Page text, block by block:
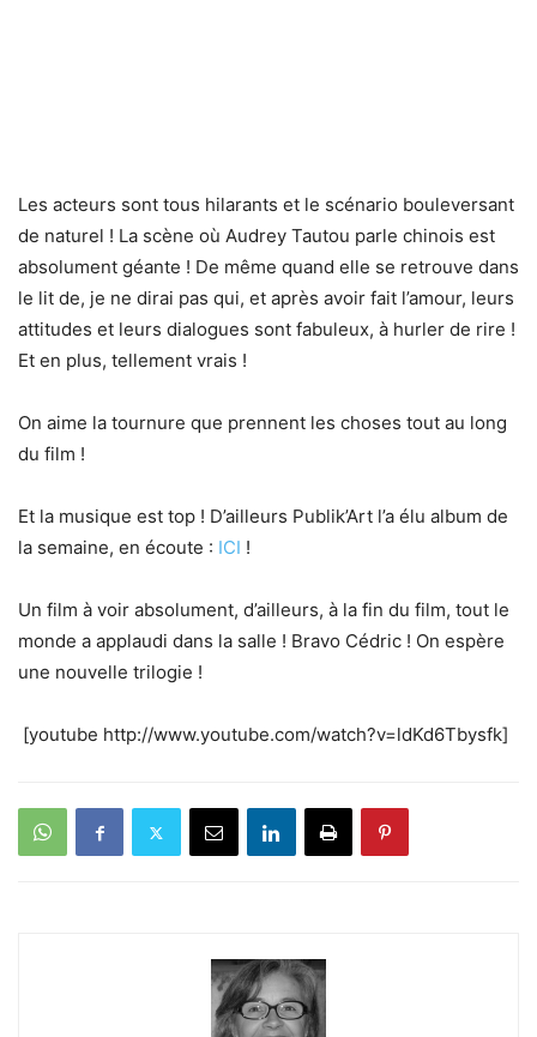
Les acteurs sont tous hilarants et le scénario bouleversant
de naturel ! La scène où Audrey Tautou parle chinois est
absolument géante ! De même quand elle se retrouve dans
le lit de, je ne dirai pas qui, et après avoir fait l’amour, leurs
attitudes et leurs dialogues sont fabuleux, à hurler de rire !
Et en plus, tellement vrais !
On aime la tournure que prennent les choses tout au long
du film !
Et la musique est top ! D’ailleurs Publik’Art l’a élu album de
la semaine, en écoute : ICI !
Un film à voir absolument, d’ailleurs, à la fin du film, tout le
monde a applaudi dans la salle ! Bravo Cédric ! On espère
une nouvelle trilogie !
[youtube http://www.youtube.com/watch?v=ldKd6Tbysfk]